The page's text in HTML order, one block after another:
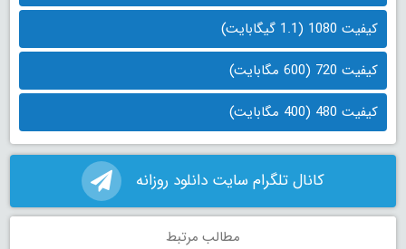
کیفیت 1080 (1.1 گیگابایت)
کیفیت 720 (600 مگابایت)
کیفیت 480 (400 مگابایت)
کانال تلگرام سایت دانلود روزانه
مطالب مرتبط